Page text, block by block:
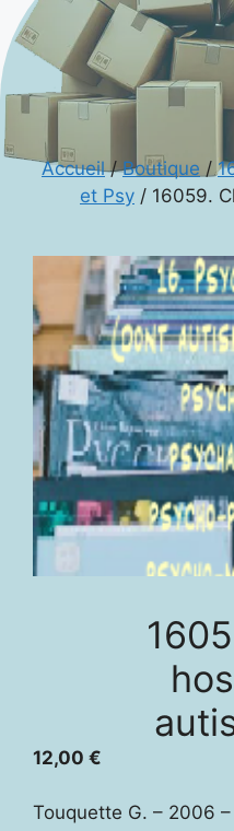
Accueil/Boutique /
et Psy / 16059.
12,00 €
Touquette G. – 2006 –